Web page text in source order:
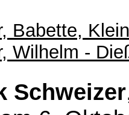
Babette,
Wilhelm -
Schweizer